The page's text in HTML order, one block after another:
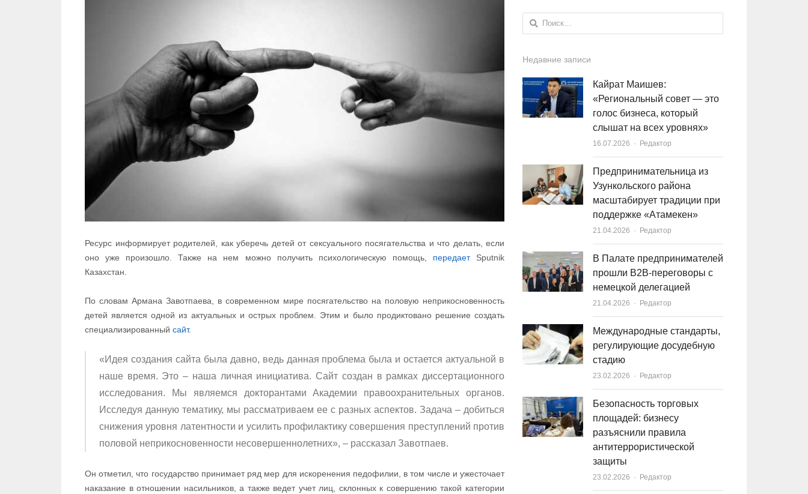
Ресурс информирует родителей, как уберечь детей от сексуального посягательства и что делать, если
оно уже произошло. Также на нем можно получить психологическую помощь, передаетSputnik
Казахстан.
По словам Армана Завотпаева, в современном мире посягательство на половую неприкосновенность
детей является одной из актуальных и острых проблем. Этим и было продиктовано решение создать
специализированный сайт.
«Идея создания сайта была давно, ведь данная проблема была и остается актуальной в
наше время. Это – наша личная инициатива. Сайт создан в рамках диссертационного
исследования. Мы являемся докторантами Академии правоохранительных органов.
Исследуя данную тематику, мы рассматриваем ее с разных аспектов. Задача – добиться
снижения уровня латентности и усилить профилактику совершения преступлений против
половой неприкосновенности несовершеннолетних», – рассказал Завотпаев.
Он отметил, что государство принимает ряд мер для искоренения педофилии, в том числе и ужесточает
наказание в отношении насильников, а также ведет учет лиц, склонных к совершению такой категории
Найти:
Недавние записи
Кайрат Маишев:
«Региональный совет — это
голос бизнеса, который
слышат на всех уровнях»
16.07.2026 Author
Редактор
Предпринимательница из
Узункольского района
масштабирует традиции при
поддержке «Атамекен»
21.04.2026 Author
Редактор
В Палате предпринимателей
прошли B2B-переговоры с
немецкой делегацией
21.04.2026 Author
Редактор
Международные стандарты,
регулирующие досудебную
стадию
23.02.2026 Author
Редактор
Безопасность торговых
площадей: бизнесу
разъяснили правила
антитеррористической
защиты
23.02.2026 Author
Редактор